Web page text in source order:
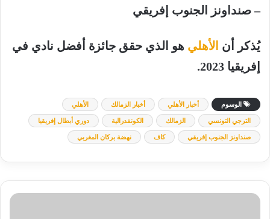
–صنداونز الجنوب إفريقي
يُذكر أن الأهلي هو الذي حقق جائزة أفضل نادي في
إفريقيا
الوسوم أخبار الأهلي أخبار الزمالك الأهلي
الترجي التونسي الزمالك الكونفدرالية دوري أبطال إفريقيا
صنداونز الجنوب إفريقي كاف نهضة بركان المغربي
مران